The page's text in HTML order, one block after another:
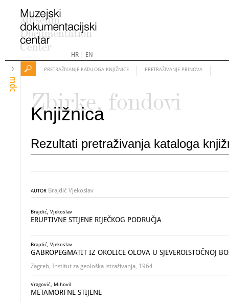
HR| EN
mdc
PRETRAŽIVANJE KATALOGA KNJIŽNICE PRETRAŽIVANJE PRINOVA
Zbirke, fondovi
Knjižnica
Rezultati pretraživanja kataloga
AUTOR Brajdić Vjekoslav
Brajdić, Vjekoslav
ERUPTIVNE STIJENE RIJEČKOG PODRUČJA
Brajdić, Vjekoslav
GABROPEGMATIT IZ OKOLICE OLOVA U SJEVEROISTOČNOJ
Zagreb, Institut za geološka istraživanja, 1964
Vragović, Mihovil
METAMORFNE STIJENE